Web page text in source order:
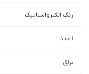
رنگ الکترواستاتیک
1 عدد
براق